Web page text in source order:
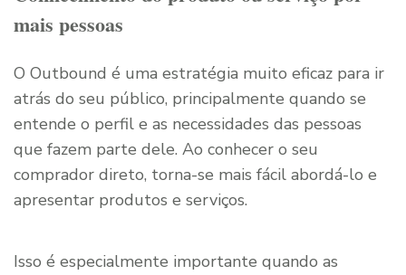
mais pessoas
O Outbound é uma estratégia muito eficaz para ir
atrás do seu público, principalmente quando se
entende o perfil e as necessidades das pessoas
que fazem parte dele. Ao conhecer o seu
comprador direto, torna-se mais fácil abordá-lo e
apresentar produtos e serviços.
Isso é especialmente importante quando as